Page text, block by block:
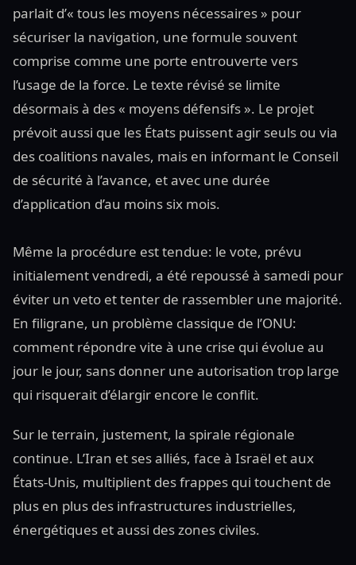
parlait d’« tous les moyens nécessaires » pour
sécuriser la navigation, une formule souvent
comprise comme une porte entrouverte vers
l’usage de la force. Le texte révisé se limite
désormais à des « moyens défensifs ». Le projet
prévoit aussi que les États puissent agir seuls ou via
des coalitions navales, mais en informant le Conseil
de sécurité à l’avance, et avec une durée
d’application d’au moins six mois.
Même la procédure est tendue: le vote, prévu
initialement vendredi, a été repoussé à samedi pour
éviter un veto et tenter de rassembler une majorité.
En filigrane, un problème classique de l’ONU:
comment répondre vite à une crise qui évolue au
jour le jour, sans donner une autorisation trop large
qui risquerait d’élargir encore le conflit.
Sur le terrain, justement, la spirale régionale
continue. L’Iran et ses alliés, face à Israël et aux
États-Unis, multiplient des frappes qui touchent de
plus en plus des infrastructures industrielles,
énergétiques et aussi des zones civiles.